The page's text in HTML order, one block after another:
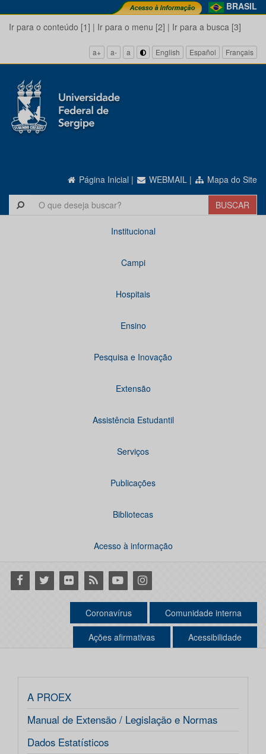
BRASIL
Ir para o conteúdo [1] | Ir para o menu [2] | Ir para a busca [3]
a+ a- a English Español Français
Página Inicial | WEBMAIL | Mapa do Site
Institucional
Campi
Hospitais
Ensino
Pesquisa e Inovação
Extensão
Assistência Estudantil
Serviços
Publicações
Bibliotecas
Acesso à informação
Facebook
Twitter Flickr RSS YoutubeInstagram
Coronavírus Comunidade interna
Ações afirmativas Acessibilidade
A PROEX
Manual de Extensão / Legislação e Normas
Dados Estatísticos